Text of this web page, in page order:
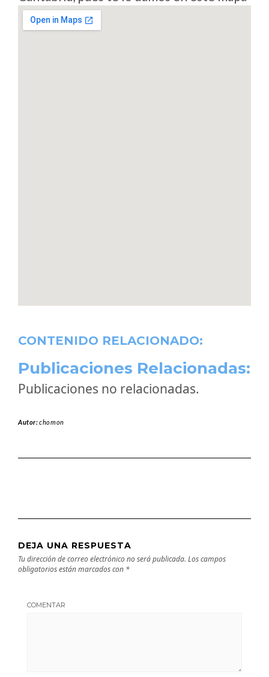
CONTENIDO RELACIONADO:
Publicaciones Relacionadas:
Publicaciones no relacionadas.
Autor:chomon
DEJA UNA RESPUESTA
Tu dirección de correo electrónico no será publicada. Los campos
obligatorios están marcados con *
COMENTAR